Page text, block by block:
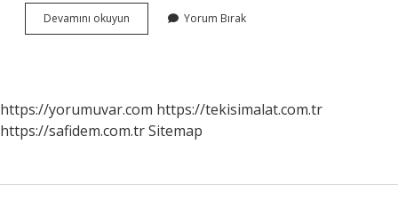
Devamını okuyun
Atak
Yorum Bırak
https://yorumuvar.com https://tekisimalat.com.tr
https://safidem.com.trSitemap